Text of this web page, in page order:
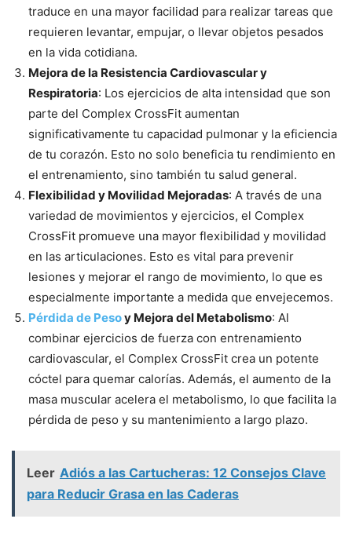
traduce en una mayor facilidad para realizar tareas que
requieren levantar, empujar, o llevar objetos pesados
en la vida cotidiana.
Mejora de la Resistencia Cardiovascular y
Respiratoria: Los ejercicios de alta intensidad que son
parte del Complex CrossFit aumentan
significativamente tu capacidad pulmonar y la eficiencia
de tu corazón. Esto no solo beneficia tu rendimiento en
el entrenamiento, sino también tu salud general.
Flexibilidad y Movilidad Mejoradas: A través de una
variedad de movimientos y ejercicios, el Complex
CrossFit promueve una mayor flexibilidad y movilidad
en las articulaciones. Esto es vital para prevenir
lesiones y mejorar el rango de movimiento, lo que es
especialmente importante a medida que envejecemos.
Pérdida de Pesoy Mejora del Metabolismo: Al
combinar ejercicios de fuerza con entrenamiento
cardiovascular, el Complex CrossFit crea un potente
cóctel para quemar calorías. Además, el aumento de la
masa muscular acelera el metabolismo, lo que facilita la
pérdida de peso y su mantenimiento a largo plazo.
Leer Adiós a las Cartucheras: 12 Consejos Clave
para Reducir Grasa en las Caderas